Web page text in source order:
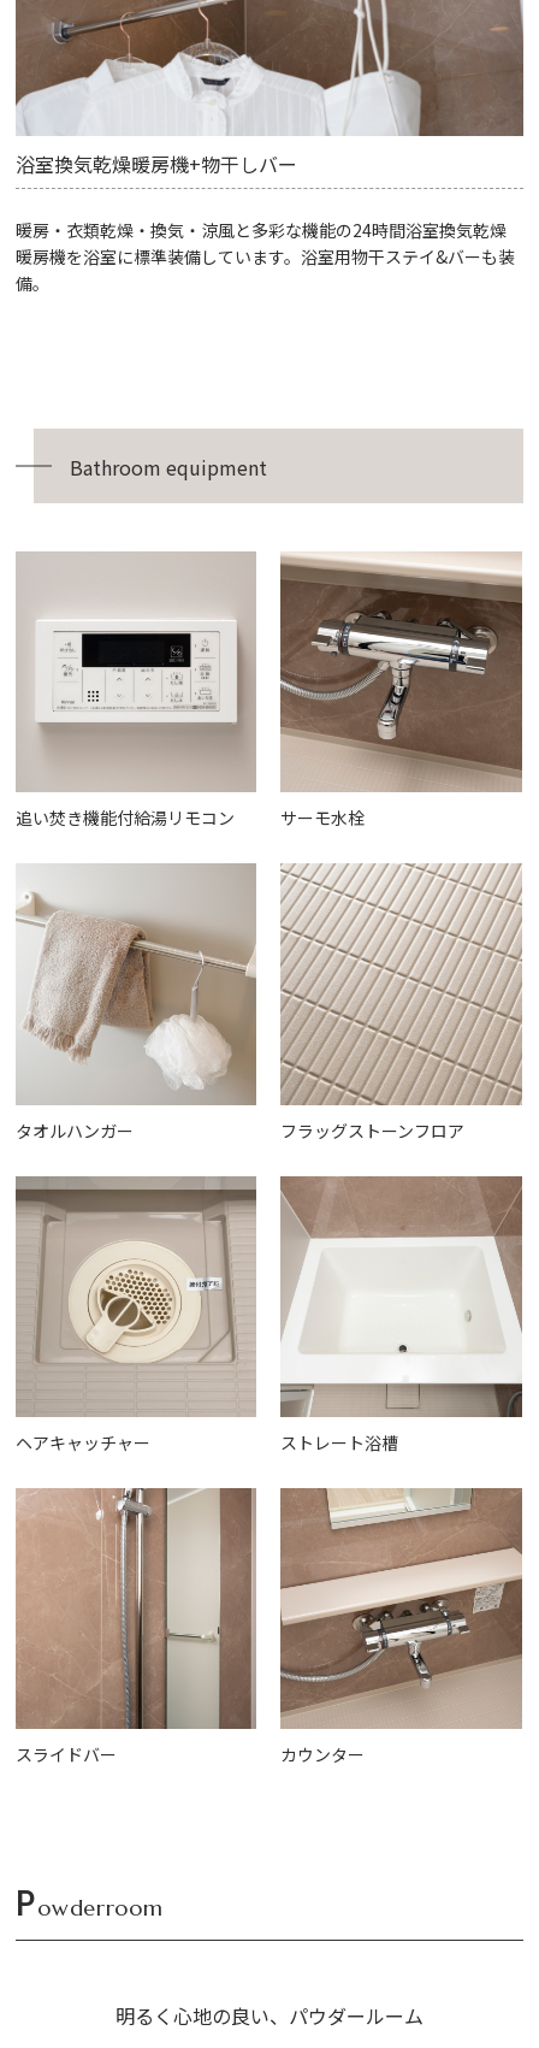
浴室換気乾燥暖房機+物干しバー
暖房・衣類乾燥・換気・涼風と多彩な機能の24時間浴室換気乾燥
暖房機を浴室に標準装備しています。浴室用物干ステイ&バーも装
備。
Bathroom equipment
追い焚き機能付給湯リモコン サーモ水栓
タオルハンガー フラッグストーンフロア
ヘアキャッチャー ストレート浴槽
スライドバー カウンター
Powderroom
明るく心地の良い、パウダールーム